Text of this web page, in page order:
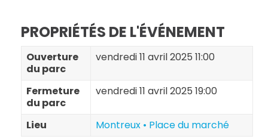
PROPRIÉTÉS DE L'ÉVÉNEMENT
Ouverture
du parc
vendredi 11 avril 2025 11:00
Fermeture
du parc
vendredi 11 avril 2025 19:00
Lieu Montreux • Place du marché